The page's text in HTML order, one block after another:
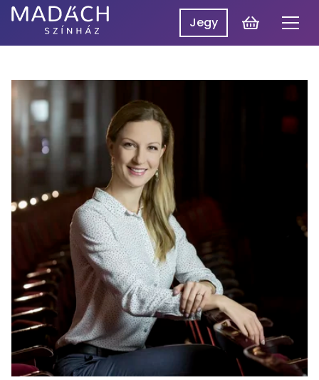
Madách
Műsor
Hírek
Előadások
Rólunk
Jegy
Kosár
Belépés
EN